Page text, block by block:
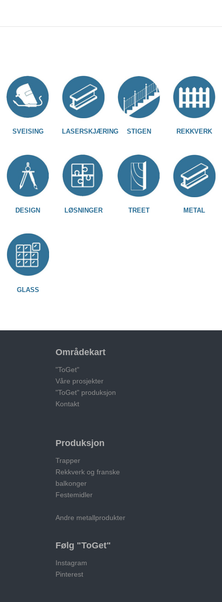
SVEISING LASERSKJÆRING STIGEN REKKVERK
DESIGN LØSNINGER TREET METAL
GLASS
Områdekart
"ToGet"
Våre prosjekter
"ToGet" produksjon
Kontakt
Produksjon
Trapper
Rekkverk og franske
balkonger
Festemidler
Andre metallprodukter
Følg "ToGet"
Instagram
Pinterest